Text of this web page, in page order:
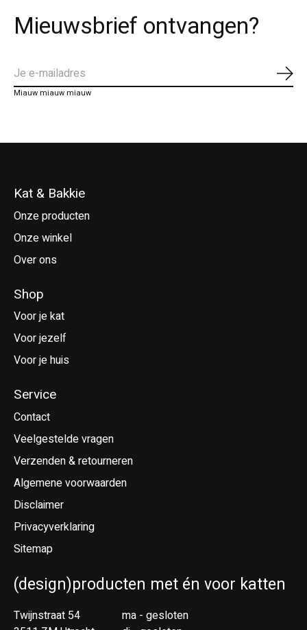
Mieuwsbrief ontvangen?
Miauw miauw miauw
Kat & Bakkie
Onze producten
Onze winkel
Over ons
Shop
Voor je kat
Voor jezelf
Voor je huis
Service
Contact
Veelgestelde vragen
Verzenden & retourneren
Algemene voorwaarden
Disclaimer
Privacyverklaring
Sitemap
(design)producten met én voor katten
Twijnstraat 54
ma - gesloten